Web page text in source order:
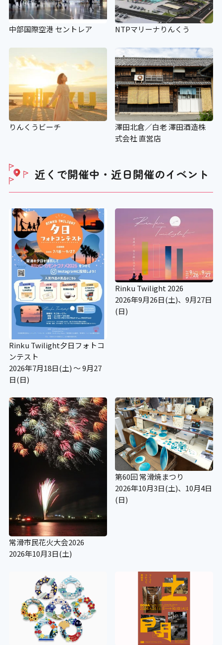
エレベーター音声案内
×
エスカレーター
×
エスカレーター音声案内
スロープ
設備
アイコンの説明
車いすの貸し出し
〇
×
老眼鏡の貸し出し
授乳コーナー
〇
補助犬の入場可
〇
補助犬用のトイレ
×
中部国際空港 セントレア NTPマリーナりんくう
りんくうビーチ
澤田北倉／白老 澤田酒造株
式会社 直営店
近くで開催中・近日開催のイベント
Rinku Twilight夕日フォトコ
ンテスト
2026年7月18日(土) ～ 9月27
日(日)
Rinku Twilight 2026
2026年9月26日(土)、9月27日
(日)
常滑市民花火大会2026
2026年10月3日(土)
第60回 常滑焼まつり
2026年10月3日(土)、10月4日
(日)